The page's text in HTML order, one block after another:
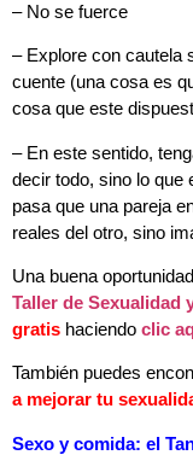
– No se fuerce
– Explore con cautela
cuente (una cosa es
cosa que este
– En este sentido,
decir todo, sino lo que
pasa que una pareja
reales del otro, sino
Una buena
Taller de Sexualidad
gratis haciendo clic
También puedes
a mejorar tu
Sexo y comida: el